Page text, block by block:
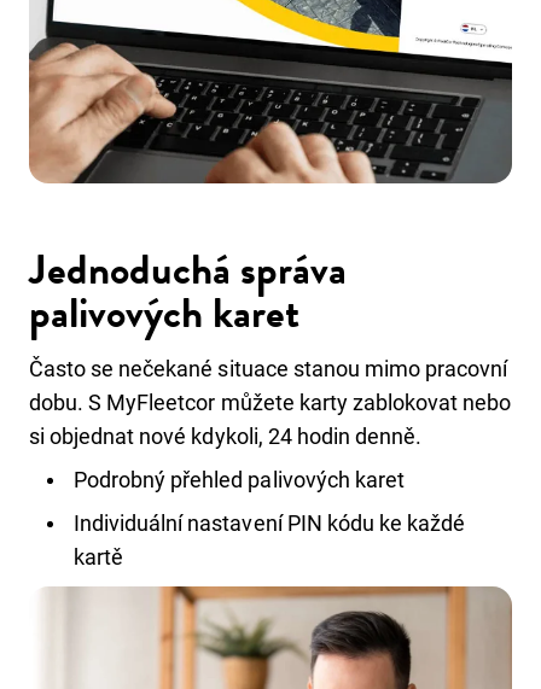
Jednoduchá správa
palivových karet
Často se nečekané situace stanou mimo pracovní
dobu. S MyFleetcor můžete karty zablokovat nebo
si objednat nové kdykoli, 24 hodin denně.
Podrobný přehled palivových karet
Individuální nastavení PIN kódu ke každé
kartě